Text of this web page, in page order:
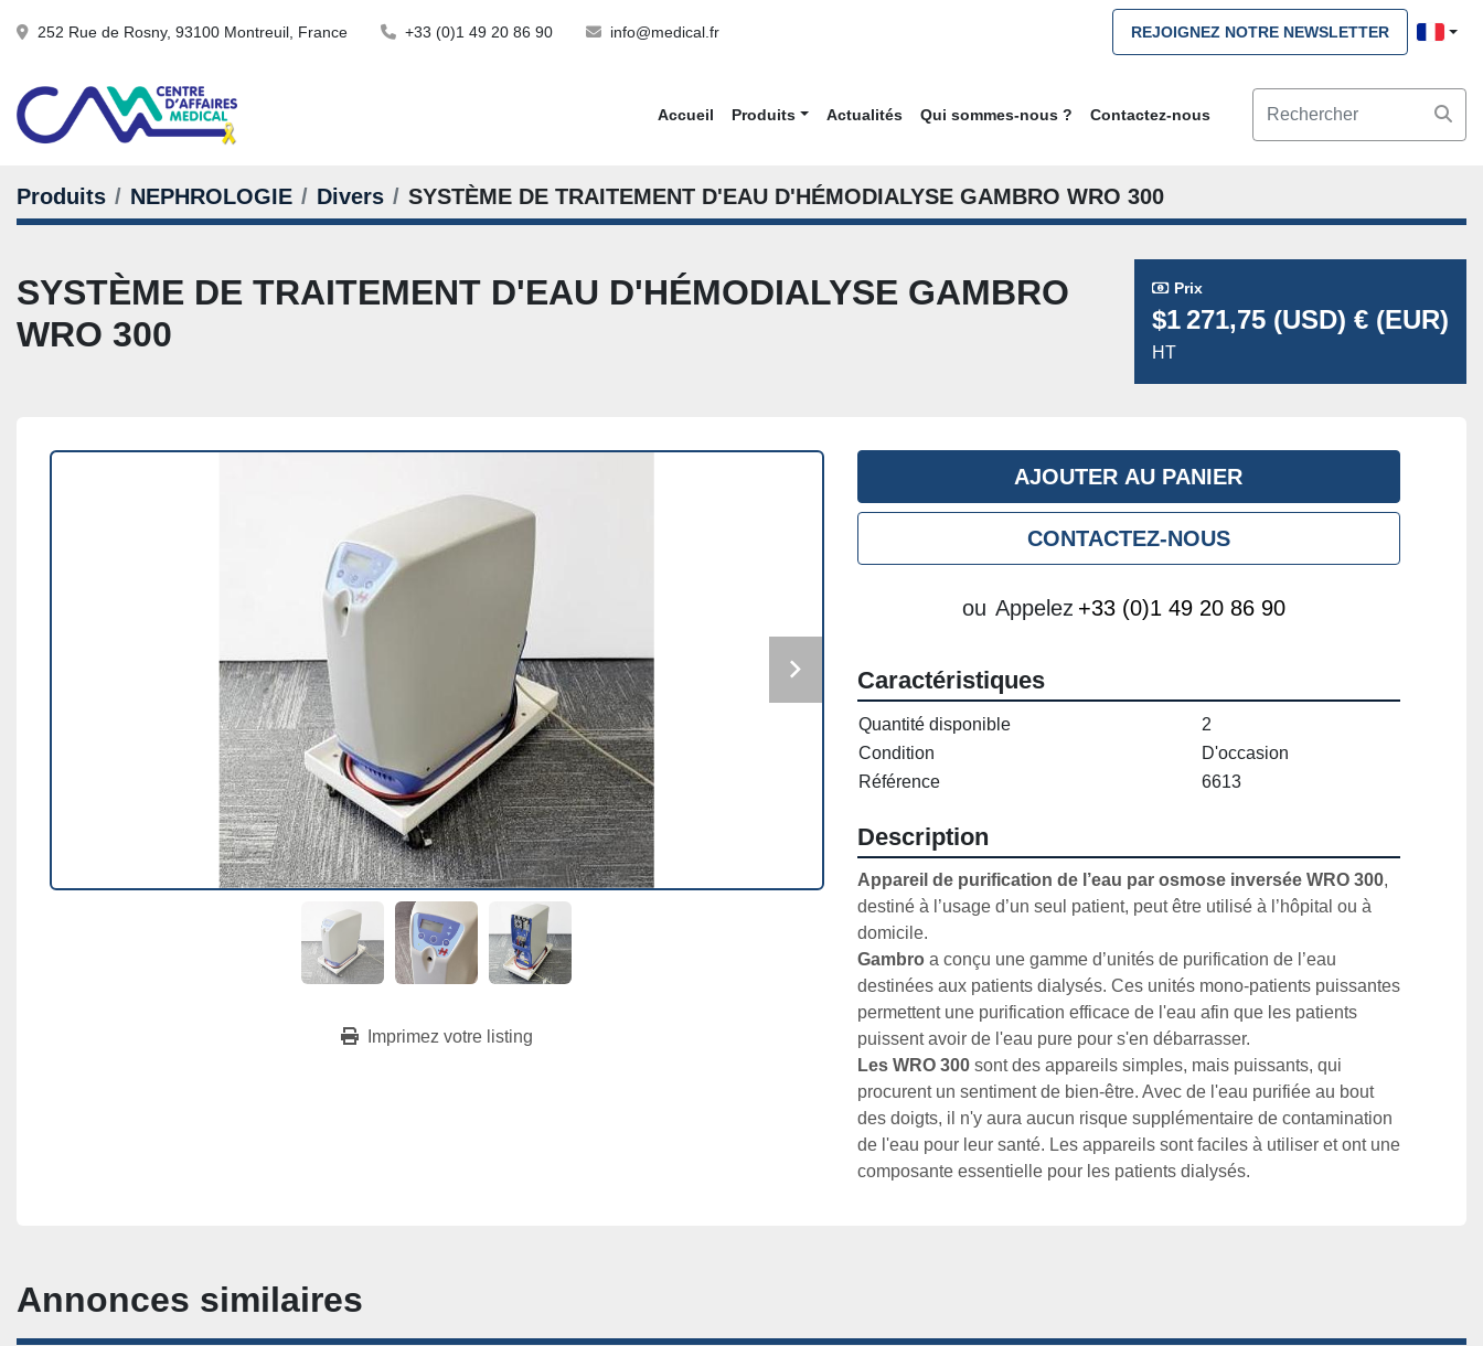
252 Rue de Rosny, 93100 Montreuil, France +33 (0)1 49 20 86 90 info@medical.fr REJOIGNEZ NOTRE NEWSLETTER
Accueil Produits Actualités Qui sommes-nous ? Contactez-nous
Produits NEPHROLOGIE Divers SYSTÈME DE TRAITEMENT D'EAU D'HÉMODIALYSE GAMBRO WRO 300
SYSTÈME DE TRAITEMENT D'EAU D'HÉMODIALYSE GAMBRO
WRO 300
Prix
$1 271,75 (USD) € (EUR)
HT
AJOUTER AU PANIER
CONTACTEZ-NOUS
ou Appelez +33 (0)1 49 20 86 90
Imprimez votre listing
Caractéristiques
Quantité disponible
2
Condition
D'occasion
Référence
6613
Description
Appareil de purification de l’eau par osmose inversée WRO 300,
destiné à l’usage d’un seul patient, peut être utilisé à l’hôpital ou à
Gambro a conçu une gamme d’unités de purification de l’eau
destinées aux patients dialysés. Ces unités mono-patients puissantes
permettent une purification efficace de l'eau afin que les patients
Les WRO 300 sont des appareils simples, mais puissants, qui
procurent un sentiment de bien-être. Avec de l'eau purifiée au bout
des doigts, il n'y aura aucun risque supplémentaire de contamination
de l'eau pour leur santé. Les appareils sont faciles à utiliser et ont une
composante essentielle pour les patients dialysés.
Annonces similaires